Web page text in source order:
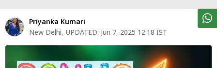
बाज़ार
Priyanka Kumari
New Delhi, UPDATED: Jun 7, 2025 12:18 IST